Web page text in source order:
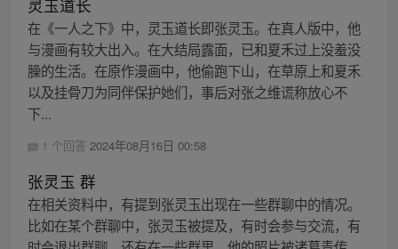
灵玉道长
在《一人之下》中，灵玉道长即张灵玉。在真人版中，他
与漫画有较大出入。在大结局露面，已和夏禾过上没羞没
臊的生活。在原作漫画中，他偷跑下山，在草原上和夏禾
以及挂骨刀为同伴保护她们，事后对张之维谎称放心不
下...
1 个回答 2024年08月16日 00:58
张灵玉 群
在相关资料中，有提到张灵玉出现在一些群聊中的情况。
比如在某个群聊中，张灵玉被提及，有时会参与交流，有